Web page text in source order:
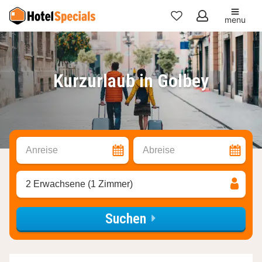
Meine
Favoriten
menu
Kurzurlaub in Golbey
Anreise Abreise
2 Erwachsene (1 Zimmer)
Suchen